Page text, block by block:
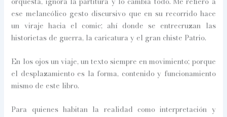
ese melancólico gesto discursivo que en su recorrido hace
un viraje hacia el comic; ahí donde se entrecruzan las
historietas de guerra, la caricatura y el gran chiste Patrio.
En los ojos un viaje, un texto siempre en movimiento; porque
el desplazamiento es la forma, contenido y funcionamiento
mismo de este libro.
Para quienes habitan la realidad como interpretación y